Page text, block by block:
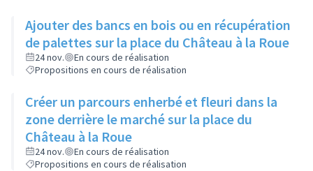
Ajouter des bancs en bois ou en récupération
de palettes sur la place du Château à la Roue
24 nov.
En cours de réalisation
Propositions en cours de réalisation
Créer un parcours enherbé et fleuri dans la
zone derrière le marché sur la place du
Château à la Roue
24 nov.
En cours de réalisation
Propositions en cours de réalisation